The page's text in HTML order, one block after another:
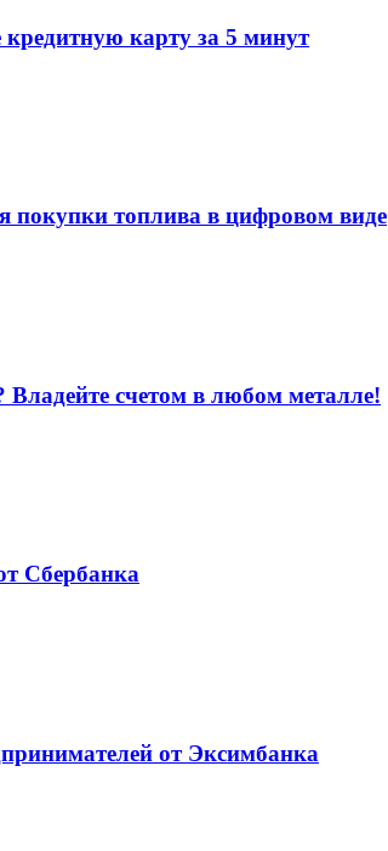
карту за 5 минут
покупки топлива в цифровом виде
счетом в любом металле!
Сбербанка
от Эксимбанка